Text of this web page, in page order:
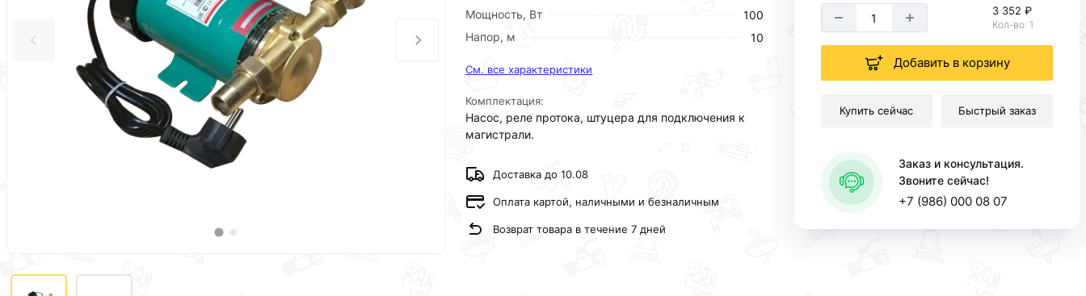
Мощность, Вт
100
Напор, м
10
См. все характеристики
Комплектация:
Насос, реле протока, штуцера для подключения к
магистрали.
Доставка до 10.08
Оплата картой, наличными и безналичным
Возврат товара в течение 7 дней
3 352 ₽
Кол-во: 1
Добавить в корзину
Купить сейчас Быстрый заказ
Заказ и консультация.
Звоните сейчас!
+7 (986) 000 08 07